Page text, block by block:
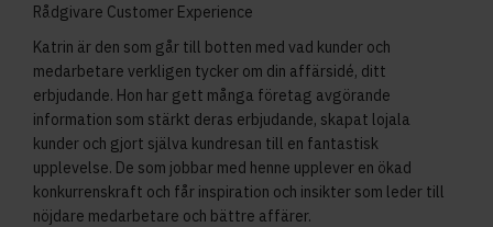
Rådgivare Customer Experience
Katrin är den som går till botten med vad kunder och
medarbetare verkligen tycker om din affärsidé, ditt
erbjudande. Hon har gett många företag avgörande
information som stärkt deras erbjudande, skapat lojala
kunder och gjort själva kundresan till en fantastisk
upplevelse. De som jobbar med henne upplever en ökad
konkurrenskraft och får inspiration och insikter som leder till
nöjdare medarbetare och bättre affärer.